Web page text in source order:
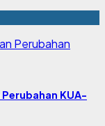
KUA-